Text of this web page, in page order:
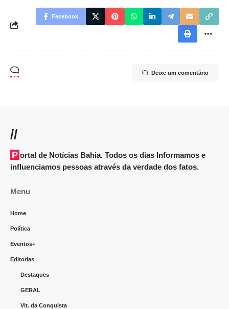
Facebook
Deixe um comentário
//
Portal de Notícias Bahia. Todos os dias Informamos e
influenciamos pessoas através da verdade dos fatos.
Menu
Home
Política
Eventos+
Editorias
Destaques
GERAL
Vit. da Conquista